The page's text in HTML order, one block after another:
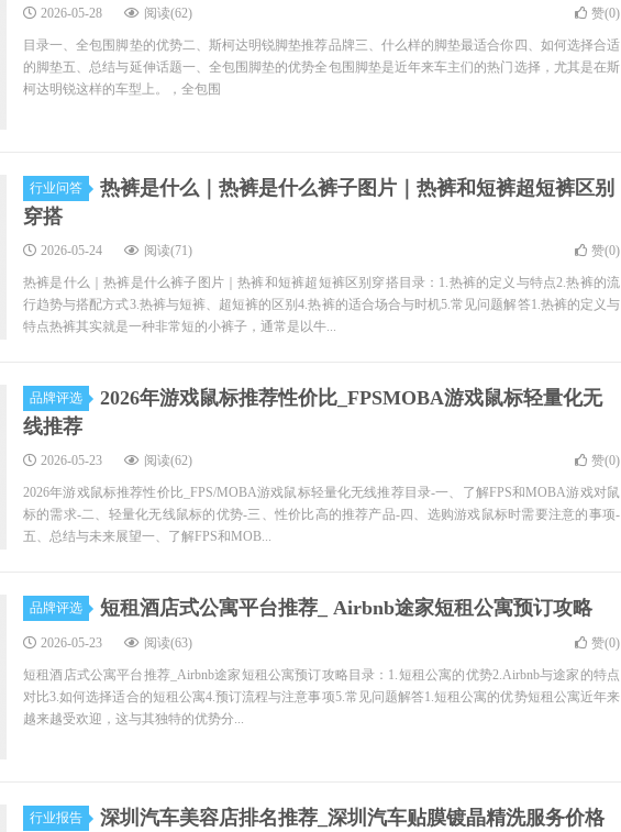
2026-05-28 阅读(62) 赞(0)
目录一、全包围脚垫的优势二、斯柯达明锐脚垫推荐品牌三、什么样的脚垫最适合你四、如何选择合适
的脚垫五、总结与延伸话题一、全包围脚垫的优势全包围脚垫是近年来车主们的热门选择，尤其是在斯
柯达明锐这样的车型上。，全包围
行业问答
热裤是什么｜热裤是什么裤子图片｜热裤和短裤超短裤区别
穿搭
2026-05-24 阅读(71) 赞(0)
热裤是什么｜热裤是什么裤子图片｜热裤和短裤超短裤区别穿搭目录：1.热裤的定义与特点2.热裤的流
行趋势与搭配方式3.热裤与短裤、超短裤的区别4.热裤的适合场合与时机5.常见问题解答1.热裤的定义与
特点热裤其实就是一种非常短的小裤子，通常是以牛...
品牌评选
2026年游戏鼠标推荐性价比_FPSMOBA游戏鼠标轻量化无
线推荐
2026-05-23 阅读(62) 赞(0)
2026年游戏鼠标推荐性价比_FPS/MOBA游戏鼠标轻量化无线推荐目录-一、了解FPS和MOBA游戏对鼠
标的需求-二、轻量化无线鼠标的优势-三、性价比高的推荐产品-四、选购游戏鼠标时需要注意的事项-
五、总结与未来展望一、了解FPS和MOB...
品牌评选 短租酒店式公寓平台推荐_ Airbnb途家短租公寓预订攻略
2026-05-23 阅读(63) 赞(0)
短租酒店式公寓平台推荐_Airbnb途家短租公寓预订攻略目录：1.短租公寓的优势2.Airbnb与途家的特点
对比3.如何选择适合的短租公寓4.预订流程与注意事项5.常见问题解答1.短租公寓的优势短租公寓近年来
越来越受欢迎，这与其独特的优势分...
行业报告 深圳汽车美容店排名推荐_深圳汽车贴膜镀晶精洗服务价格